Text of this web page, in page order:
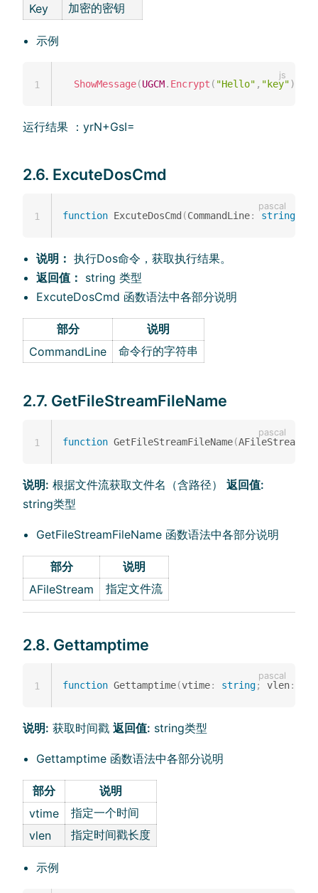
Key 加密的密钥
示例
ShowMessage(UGCM. Encrypt ( "Hello" , "key")
1
运行结果 ：yrN+GsI=
2.6. ExcuteDosCmd
function ExcuteDosCmd (CommandLine: string
1
说明： 执行Dos命令，获取执行结果。
返回值： string 类型
ExcuteDosCmd 函数语法中各部分说明
部分
说明
CommandLine
命令行的字符串
2.7. GetFileStreamFileName
function GetFileStreamFileName(AFileStream
1
说明: 根据文件流获取文件名（含路径） 返回值:
string类型
GetFileStreamFileName 函数语法中各部分说明
部分
说明
AFileStream
指定文件流
2.8. Gettamptime
function Gettamptime(vtime: string; vlen:
1
说明: 获取时间戳 返回值: string类型
Gettamptime 函数语法中各部分说明
部分
说明
vtime
指定一个时间
vlen
指定时间戳长度
示例